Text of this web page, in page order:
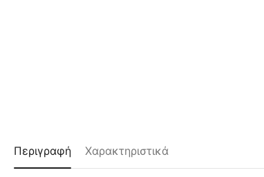
Περιγραφή Χαρακτηριστικά